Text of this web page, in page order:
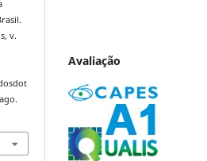
v.
Avaliação